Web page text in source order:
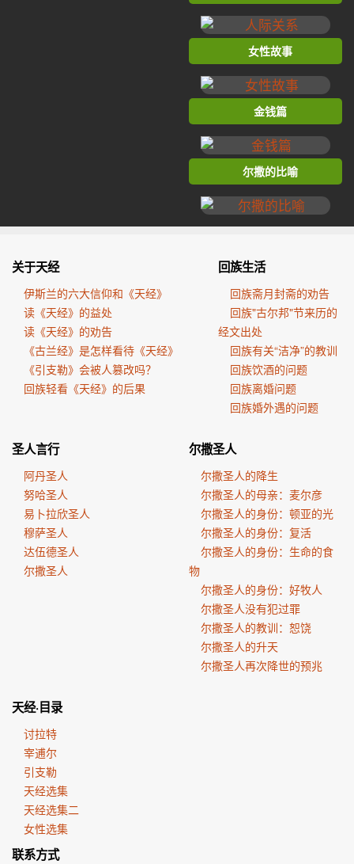
女性故事
金钱篇
尔撒的比喻
关于天经
伊斯兰的六大信仰和《天经》
读《天经》的益处
读《天经》的劝告
《古兰经》是怎样看待《天经》
《引支勒》会被人篡改吗？
回族轻看《天经》的后果
回族生活
回族斋月封斋的劝告
回族"古尔邦"节来历的
经文出处
回族有关“洁净”的教训
回族饮酒的问题
回族离婚问题
回族婚外遇的问题
圣人言行
阿丹圣人
努哈圣人
易卜拉欣圣人
穆萨圣人
达伍德圣人
尔撒圣人
尔撒圣人
尔撒圣人的降生
尔撒圣人的母亲：麦尔彦
尔撒圣人的身份：顿亚的光
尔撒圣人的身份：复活
尔撒圣人的身份：生命的食
物
尔撒圣人的身份：好牧人
尔撒圣人没有犯过罪
尔撒圣人的教训：恕饶
尔撒圣人的升天
尔撒圣人再次降世的预兆
天经·目录
讨拉特
宰逋尔
引支勒
天经选集
天经选集二
女性选集
联系方式